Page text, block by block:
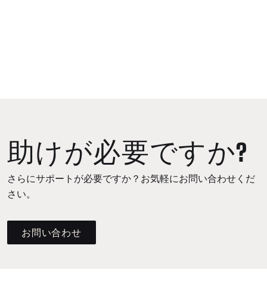
助けが必要ですか?
さらにサポートが必要ですか？お気軽にお問い合わせくだ
さい。
お問い合わせ